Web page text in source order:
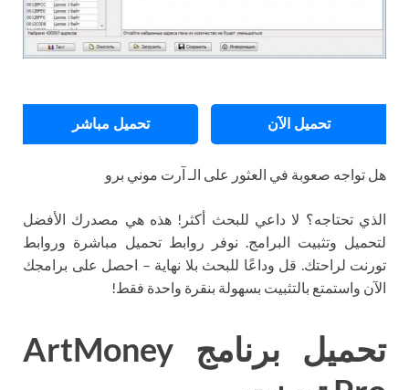
تحميل الآن تحميل مباشر
هل تواجه صعوبة في العثور على الـ آرت موني برو
الذي تحتاجه؟ لا داعي للبحث أكثر! هذه هي مصدرك الأفضل
لتحميل وتثبيت البرامج. نوفر روابط تحميل مباشرة وروابط
تورنت لراحتك. قل وداعًا للبحث بلا نهاية – احصل على برامجك
الآن واستمتع بالتثبيت بسهولة بنقرة واحدة فقط!
تحميل برنامج ArtMoney